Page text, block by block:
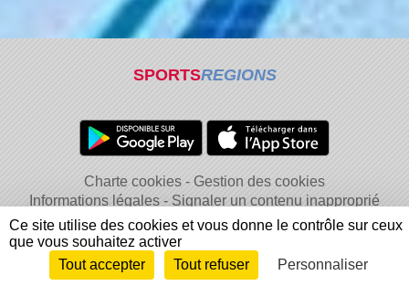
SPORTSREGIONS
Charte cookies
Gestion des cookies
Informations légales
Signaler un contenu inapproprié
Envie de participer ? Connexion
Ce site utilise des cookies et vous donne le contrôle sur ceux
que vous souhaitez activer
Tout accepter
Tout refuser Personnaliser